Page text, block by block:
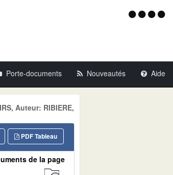
Menu
Porte-documents Nouveautés Aide
Auteur: RIBIERE,
PDF Tableau
de la page